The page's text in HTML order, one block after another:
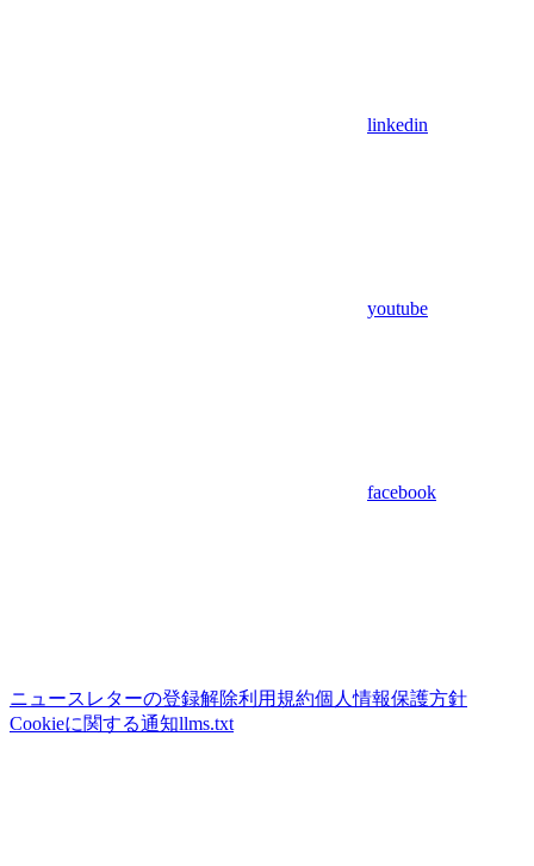
linkedin
youtube
facebook
ニュースレターの登録解除利用規約個人情報保護方針
Cookieに関する通知llms.txt